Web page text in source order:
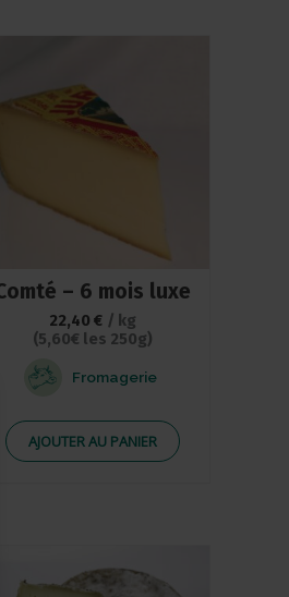
– 6 mois luxe
22,40€ / kg
(5,60€ les 250g)
Fromagerie
AJOUTER AU PANIER